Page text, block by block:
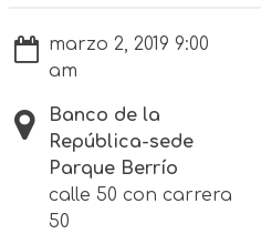
marzo 2, 2019 9:00
am
Banco de la
República-sede
Parque Berrío
calle 50 con carrera
50